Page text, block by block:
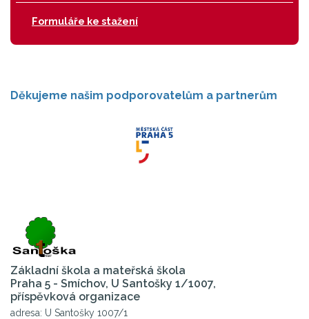
Formuláře ke stažení
Děkujeme našim podporovatelům a partnerům
Základní škola a mateřská škola
Praha 5 - Smíchov, U Santošky 1/1007,
příspěvková organizace
adresa: U Santošky 1007/1